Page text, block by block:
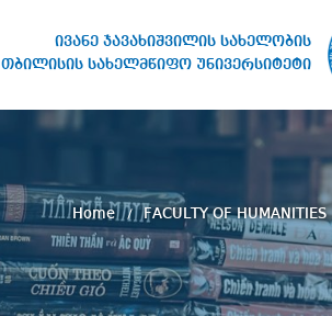
ივანე ჯავახიშვილის სახელობის
თბილისის სახელმწიფო უნივერსიტეტი
Home FACULTY OF HUMANITIES